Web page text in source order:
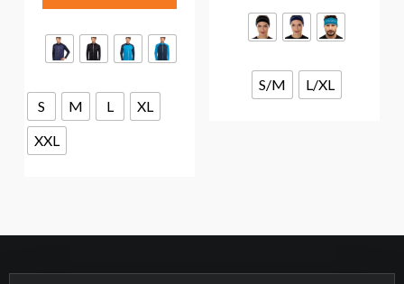
do
243,99 złwariantów.
Opcje
S M L
XL
XXL
S/M L/XL